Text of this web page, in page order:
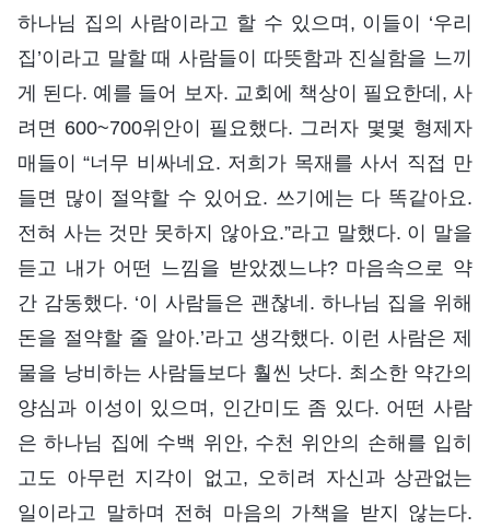
하나님 집의 사람이라고 할 수 있으며, 이들이 ‘우리
집’이라고 말할 때 사람들이 따뜻함과 진실함을 느끼
게 된다. 예를 들어 보자. 교회에 책상이 필요한데, 사
려면 600~700위안이 필요했다. 그러자 몇몇 형제자
매들이 “너무 비싸네요. 저희가 목재를 사서 직접 만
들면 많이 절약할 수 있어요. 쓰기에는 다 똑같아요.
전혀 사는 것만 못하지 않아요.”라고 말했다. 이 말을
듣고 내가 어떤 느낌을 받았겠느냐? 마음속으로 약
간 감동했다. ‘이 사람들은 괜찮네. 하나님 집을 위해
돈을 절약할 줄 알아.’라고 생각했다. 이런 사람은 제
물을 낭비하는 사람들보다 훨씬 낫다. 최소한 약간의
양심과 이성이 있으며, 인간미도 좀 있다. 어떤 사람
은 하나님 집에 수백 위안, 수천 위안의 손해를 입히
고도 아무런 지각이 없고, 오히려 자신과 상관없는
일이라고 말하며 전혀 마음의 가책을 받지 않는다.